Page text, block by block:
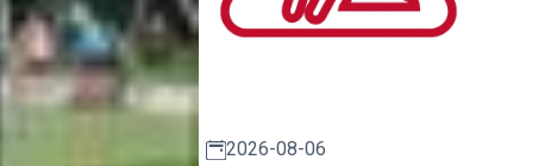
2026-08-06